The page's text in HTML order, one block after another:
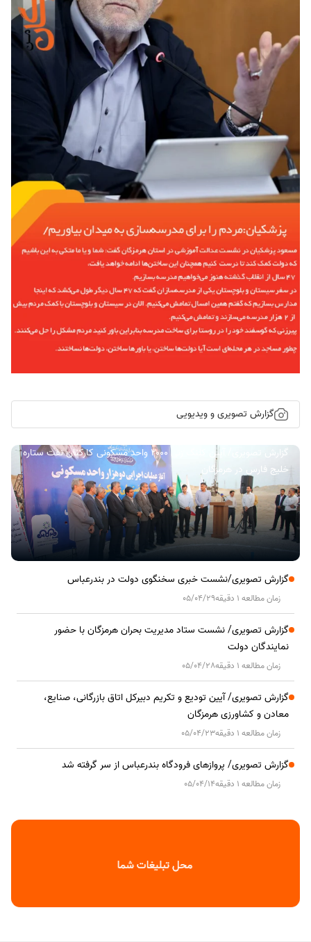
گزارش تصویری و ویدیویی
گزارش تصویری/ آیین کلنگ زنی ۲۰۰۰ واحد مسکونی کارکنان نفت ستاره
خلیج فارس در هرمزگان
گزارش تصویری/نشست خبری سخنگوی دولت در بندرعباس
زمان مطالعه 1 دقیقه 05/04/29
گزارش تصویری/ نشست ستاد مدیریت بحران هرمزگان با حضور
نمایندگان دولت
زمان مطالعه 1 دقیقه 05/04/28
گزارش تصویری/ آیین تودیع و تکریم دبیرکل اتاق بازرگانی، صنایع،
معادن و کشاورزی هرمزگان
زمان مطالعه 1 دقیقه 05/04/23
گزارش تصویری/ پروازهای فرودگاه بندرعباس از سر گرفته شد
زمان مطالعه 1 دقیقه 05/04/14